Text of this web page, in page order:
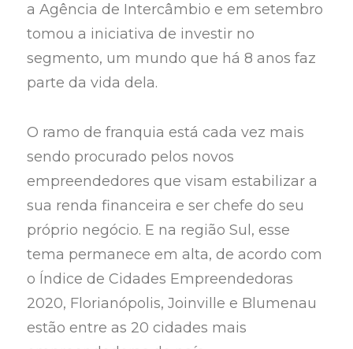
a Agência de Intercâmbio e em setembro
tomou a iniciativa de investir no
segmento, um mundo que há 8 anos faz
parte da vida dela.
O ramo de franquia está cada vez mais
sendo procurado pelos novos
empreendedores que visam estabilizar a
sua renda financeira e ser chefe do seu
próprio negócio. E na região Sul, esse
tema permanece em alta, de acordo com
o Índice de Cidades Empreendedoras
2020, Florianópolis, Joinville e Blumenau
estão entre as 20 cidades mais